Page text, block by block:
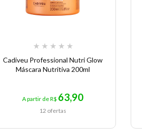
★ ★ ★ ★ ★
Cadiveu Professional Nutri Glow
Máscara Nutritiva 200ml
A partir de R$ 63,90
12 ofertas